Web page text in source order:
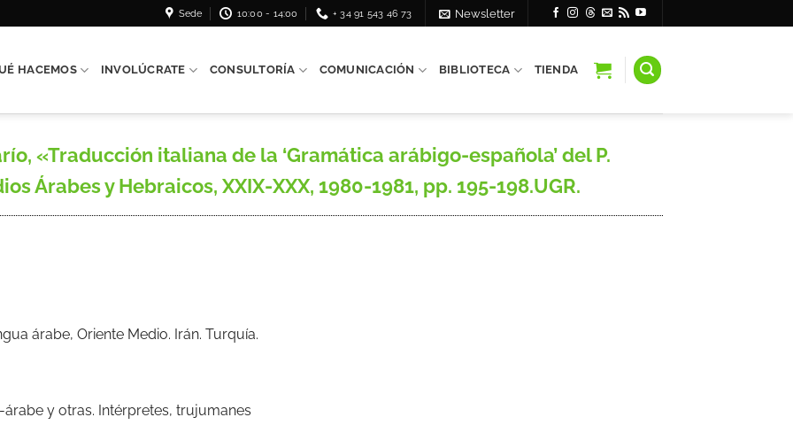
Sede 10:00 - 14:00 + 34 91 543 46 73 Newsletter
HACEMOS INVOLÚCRATE CONSULTORÍA COMUNICACIÓN BIBLIOTECA TIENDA
«Traducción italiana de la ‘Gramática arábigo-española’ del P.
Árabes y Hebraicos, XXIX-XXX, 1980-1981, pp. 195-198.UGR.
árabe, Oriente Medio. Irán. Turquía.
y otras. Intérpretes, trujumanes